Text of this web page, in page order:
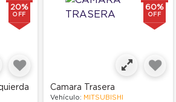
20%
OFF
60%
OFF
Camara Trasera
Vehículo: MITSUBISHI